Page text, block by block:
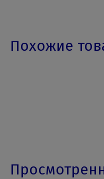
Похожие